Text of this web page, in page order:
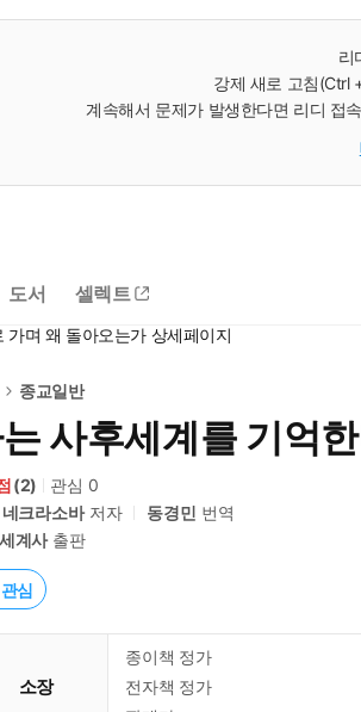
리
강제 새로 고침(Ctrl
계속해서 문제가 발생한다면 리디 접
도서 셀렉트
며 왜 돌아오는가 상세페이지
종교일반
사후세계를 기억
(2) 관심 0
크라소바저자 동경민 번역
계사출판
관심
소장
종이책 정가
전자책 정가